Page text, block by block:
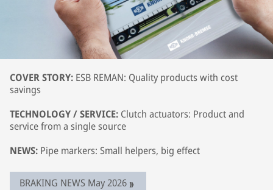
COVER STORY: ESB REMAN: Quality products with cost
savings
TECHNOLOGY / SERVICE: Clutch actuators: Product and
service from a single source
NEWS: Pipe markers: Small helpers, big effect
BRAKING NEWS May 2026